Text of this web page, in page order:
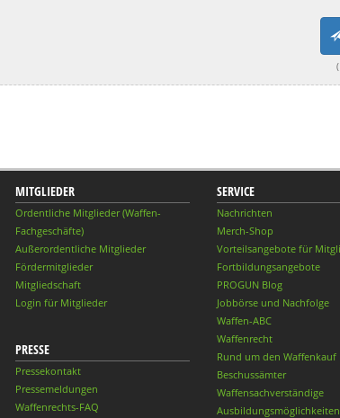
MITGLIEDER
Ordentliche Mitglieder (Waffen-
Fachgeschäfte)
Außerordentliche Mitglieder
Fördermitglieder
Mitgliedschaft
Login für Mitglieder
PRESSE
Pressekontakt
Pressemeldungen
Waffenrechts-FAQ
SERVICE
Nachrichten
Merch-Shop
Vorteilsangebote für
Fortbildungsangebote
PROGUN Blog
Jobbörse und Nachfolge
Waffen-ABC
Waffenrecht
Rund um den Waffenkauf
Beschussämter
Waffensachverständige
Ausbildungsmöglichkeiten